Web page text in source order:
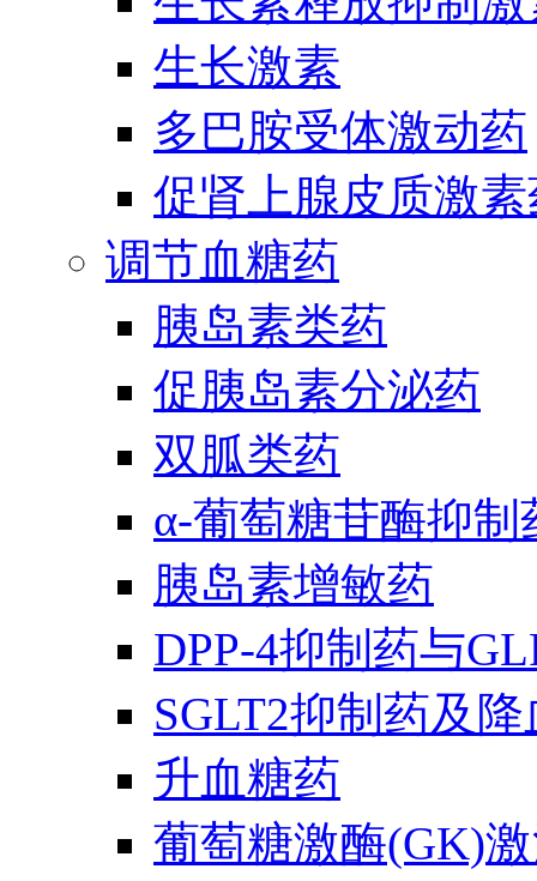
生长激素
多巴胺受体激动药
促肾上腺皮质激
调节血糖药
胰岛素类药
促胰岛素分泌药
双胍类药
α-葡萄糖苷酶抑制
胰岛素增敏药
DPP-4抑制药与
SGLT2抑制药及
升血糖药
葡萄糖激酶(GK)